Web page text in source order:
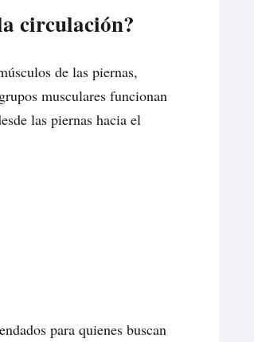
circulación?
de las piernas,
musculares funcionan
las piernas hacia el
para quienes buscan